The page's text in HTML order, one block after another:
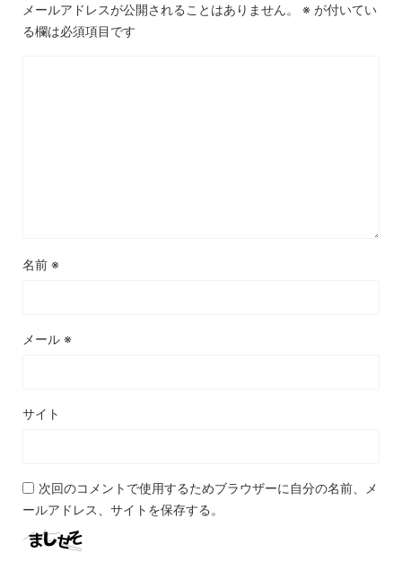
メールアドレスが公開されることはありません。 ※ が付いてい
る欄は必須項目です
名前 ※
メール ※
サイト
次回のコメントで使用するためブラウザーに自分の名前、メ
ールアドレス、サイトを保存する。